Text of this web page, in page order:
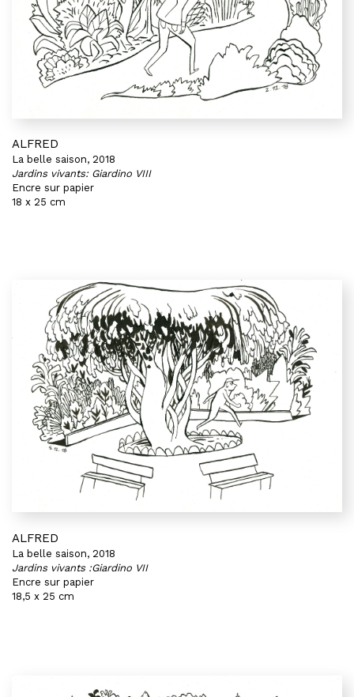
ALFRED
La belle saison, 2018
Jardins vivants: Giardino VIII
Encre sur papier
18 x 25 cm
ALFRED
La belle saison, 2018
Jardins vivants :Giardino VII
Encre sur papier
18,5 x 25 cm